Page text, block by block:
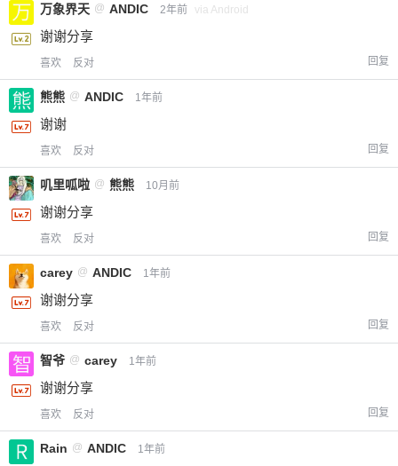
万象界天 @ ANDIC 2年前 via Android
谢谢分享
喜欢 反对 回复
熊熊 @ ANDIC 1年前
谢谢
喜欢 反对 回复
叽里呱啦 @ 熊熊 10月前
谢谢分享
喜欢 反对 回复
carey @ ANDIC 1年前
谢谢分享
喜欢 反对 回复
智爷 @ carey 1年前
谢谢分享
喜欢 反对 回复
Rain @ ANDIC 1年前